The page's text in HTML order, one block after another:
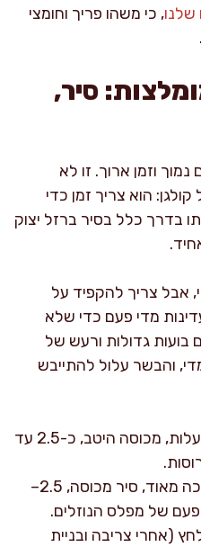
שלנו, כי משהו פריך וחומצי
סיר,
וזמן ארוך. זו לא
הוא צריך זמן כדי
בדרך כלל בסיר ברזל יצוק
אבל צריך להקפיד על
מדי פעם כדי שלא
גדולות ורעש של
והבשר עלול להתייבש
בישול בתנור: 150–160 מעלות, מכוסה היטב, כ-2.5 עד
בישול על הכיריים: אש נמוכה מאוד, סיר מכוסה, 2.5–
דקות בלחץ (אחרי צריבה ובניית